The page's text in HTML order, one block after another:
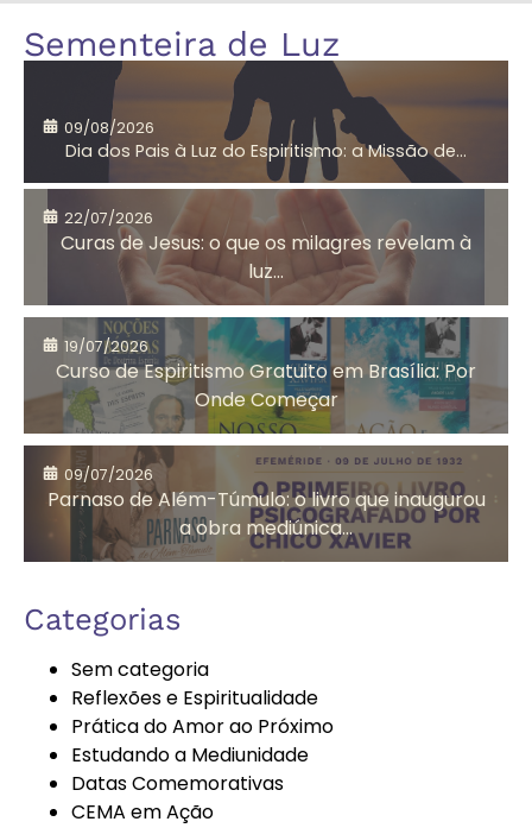
Amor
segundo
Jesus
Aniversário do
CEMA
Antigo
Testamento
Arrependimento
Artesanato
Solidário
Assistência
Social
Auta de Souza
Autoconhecimento
Bazar
Beneficente
Sementeira de Luz
09/08/2026
Dia dos Pais à Luz do Espiritismo: a Missão de...
22/07/2026
Curas de Jesus: o que os milagres revelam à
luz...
19/07/2026
Curso de Espiritismo Gratuito em Brasília: Por
Onde Começar
09/07/2026
Parnaso de Além-Túmulo: o livro que inaugurou
a obra mediúnica...
Categorias
Sem categoria
Reflexões e Espiritualidade
Prática do Amor ao Próximo
Estudando a Mediunidade
Datas Comemorativas
CEMA em Ação